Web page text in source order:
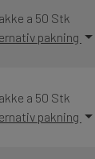
a 50 Stk
pakning
a 50 Stk
pakning